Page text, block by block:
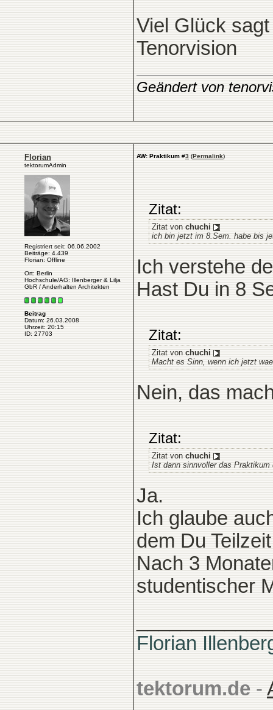
Viel Glück sagt
Tenorvision
Geändert von
Florian
tektorumAdmin
Registriert seit: 06.06.2002
Beiträge: 4.439
Florian: Offline
Ort: Berlin
Hochschule/AG: Illenberger & Lilja
GbR / Anderhalten Architekten
Beitrag
Datum: 26.03.2008
Uhrzeit: 20:15
ID: 27703
AW: Praktikum #3 (Permalink)
Zitat:
Zitat von chuchi
ich bin jetzt im 8.Sem. habe bis
Ich verstehe
Hast Du in 8
Zitat:
Zitat von chuchi
Macht es Sinn, wenn ich jetzt
Nein, das
Zitat:
Zitat von chuchi
Ist dann sinnvoller das
Ja.
Ich glaube
dem Du
Nach 3
studentischer
Florian
tektorum.de -